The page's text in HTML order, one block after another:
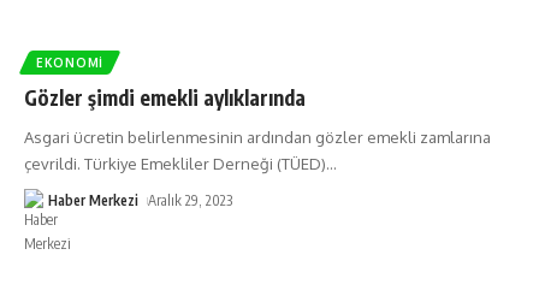
EKONOMI
Gözler şimdi emekli aylıklarında
Asgari ücretin belirlenmesinin ardından gözler emekli zamlarına
çevrildi. Türkiye Emekliler Derneği (TÜED)…
Haber Merkezi Aralık 29, 2023